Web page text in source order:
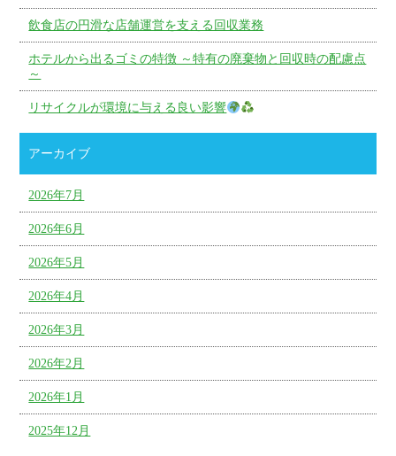
飲食店の円滑な店舗運営を支える回収業務
ホテルから出るゴミの特徴 ～特有の廃棄物と回収時の配慮点
～
リサイクルが環境に与える良い影響
アーカイブ
2026年7月
2026年6月
2026年5月
2026年4月
2026年3月
2026年2月
2026年1月
2025年12月